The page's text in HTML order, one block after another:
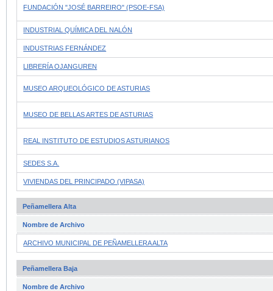
FUNDACIÓN "JOSÉ BARREIRO" (PSOE-FSA)
INDUSTRIAL QUÍMICA DEL NALÓN
INDUSTRIAS FERNÁNDEZ
LIBRERÍA OJANGUREN
MUSEO ARQUEOLÓGICO DE ASTURIAS
MUSEO DE BELLAS ARTES DE ASTURIAS
REAL INSTITUTO DE ESTUDIOS ASTURIANOS
SEDES S.A.
VIVIENDAS DEL PRINCIPADO (VIPASA)
Peñamellera Alta
Nombre de Archivo
ARCHIVO MUNICIPAL DE PEÑAMELLERA ALTA
Peñamellera Baja
Nombre de Archivo